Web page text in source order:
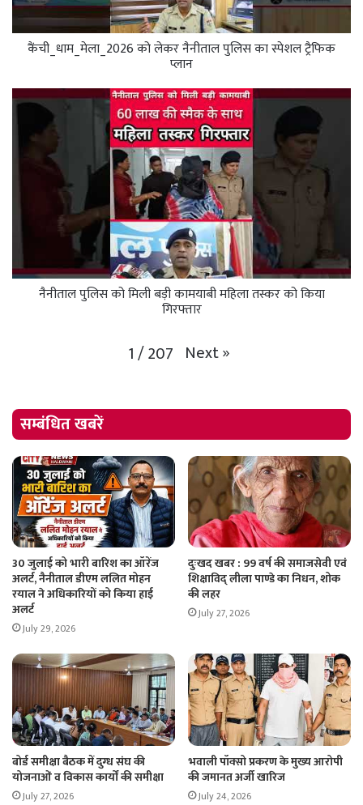
कैंची_धाम_मेला_2026 को लेकर नैनीताल पुलिस का स्पेशल ट्रैफिक
प्लान
नैनीताल पुलिस को मिली बड़ी कामयाबी महिला तस्कर को किया
गिरफ्तार
1/207 Next»
सम्बंधित खबरें
30 जुलाई को भारी बारिश का ऑरेंज
अलर्ट, नैनीताल डीएम ललित मोहन
रयाल ने अधिकारियों को किया हाई
अलर्ट
July 29, 2026
दुःखद खबर : 99 वर्ष की समाजसेवी एवं
शिक्षाविद् लीला पाण्डे का निधन, शोक
की लहर
July 27, 2026
बोर्ड समीक्षा बैठक में दुग्ध संघ की
योजनाओं व विकास कार्यों की समीक्षा
July 27, 2026
भवाली पॉक्सो प्रकरण के मुख्य आरोपी
की जमानत अर्जी खारिज
July 24, 2026